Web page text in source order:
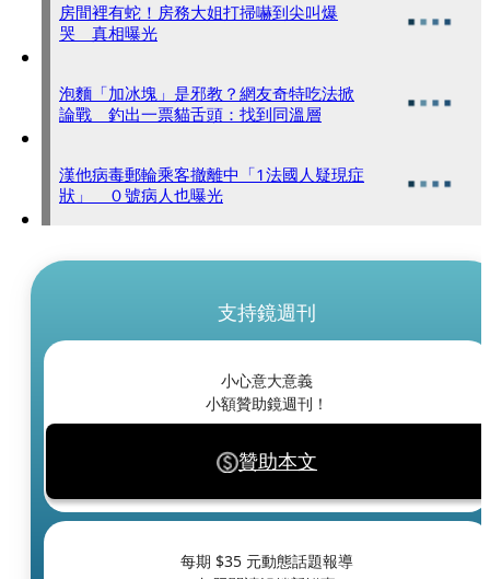
房間裡有蛇！房務大姐打掃嚇到尖叫爆
哭 真相曝光
泡麵「加冰塊」是邪教？網友奇特吃法掀
論戰 釣出一票貓舌頭：找到同溫層
漢他病毒郵輪乘客撤離中「1法國人疑現症
狀」 ０號病人也曝光
支持鏡週刊
小心意大意義
小額贊助鏡週刊！
贊助本文
每期 $35 元動態話題報導